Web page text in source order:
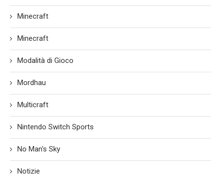
Minecraft
Minecraft
Modalità di Gioco
Mordhau
Multicraft
Nintendo Switch Sports
No Man's Sky
Notizie